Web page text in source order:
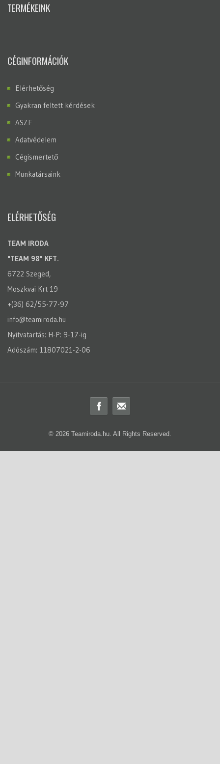
TERMÉKEINK
CÉGINFORMÁCIÓK
Elérhetőség
Gyakran feltett kérdések
ASZF
Adatvédelem
Cégismertető
Munkatársaink
ELÉRHETŐSÉG
TEAM IRODA
"TEAM 98" KFT.
6722 Szeged,
Moszkvai Krt 19
+(36) 62/55-77-97
info@teamiroda.hu
Nyitvatartás: H-P: 9-17-ig
Adószám: 11807021-2-06
© 2026 Teamiroda.hu. All Rights Reserved.